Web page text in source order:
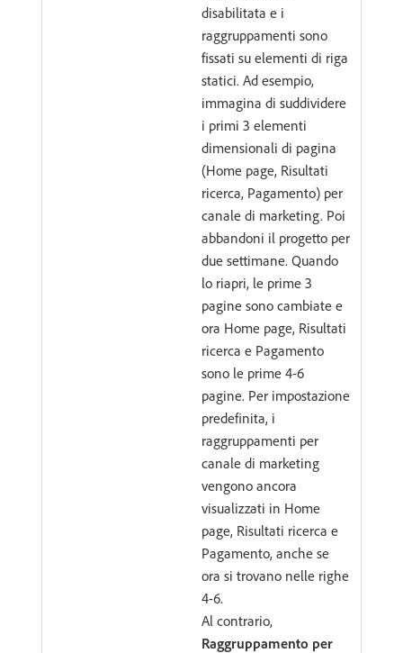
disabilitata e i
raggruppamenti sono
fissati su elementi di riga
statici. Ad esempio,
immagina di suddividere
i primi 3 elementi
dimensionali di pagina
(Home page, Risultati
ricerca, Pagamento) per
canale di marketing. Poi
abbandoni il progetto per
due settimane. Quando
lo riapri, le prime 3
pagine sono cambiate e
ora Home page, Risultati
ricerca e Pagamento
sono le prime 4-6
pagine. Per impostazione
predefinita, i
raggruppamenti per
canale di marketing
vengono ancora
visualizzati in Home
page, Risultati ricerca e
Pagamento, anche se
ora si trovano nelle righe
4-6.
Al contrario,
Raggruppamento per